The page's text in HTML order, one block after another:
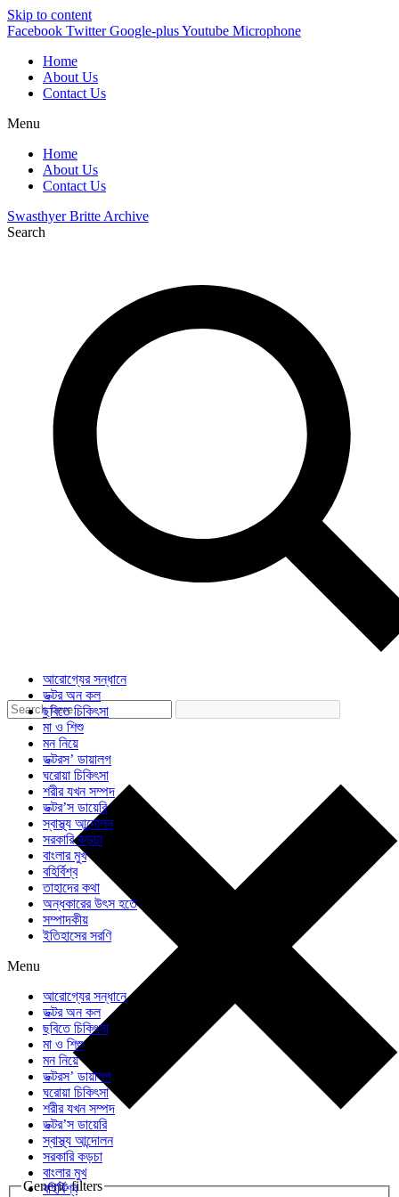
Skip to content
Facebook Twitter Google-plusYoutube Microphone
Home
About Us
Contact Us
Menu
Home
About Us
Contact Us
Swasthyer Britte Archive
Search
Generic filters
আরোগ্যের সন্ধানে
ডক্টর অন কল
ছবিতে চিকিৎসা
মা ও শিশু
মন নিয়ে
ডক্টরস’ ডায়ালগ
ঘরোয়া চিকিৎসা
শরীর যখন সম্পদ
ডক্টর’স ডায়েরি
স্বাস্থ্য আন্দোলন
সরকারি কড়চা
বাংলার মুখ
বহির্বিশ্ব
তাহাদের কথা
অন্ধকারের উৎস হতে
সম্পাদকীয়
ইতিহাসের সরণি
Menu
আরোগ্যের সন্ধানে
ডক্টর অন কল
ছবিতে চিকিৎসা
মা ও শিশু
মন নিয়ে
ডক্টরস’ ডায়ালগ
ঘরোয়া চিকিৎসা
শরীর যখন সম্পদ
ডক্টর’স ডায়েরি
স্বাস্থ্য আন্দোলন
সরকারি কড়চা
বাংলার মুখ
বহির্বিশ্ব